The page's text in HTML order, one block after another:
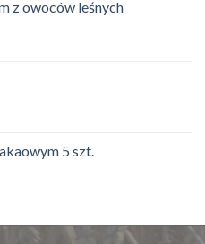
z owoców leśnych
5 szt.